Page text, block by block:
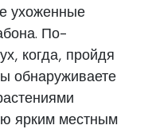
ухоженные
По-
когда, пройдя
обнаруживаете
ярким местным